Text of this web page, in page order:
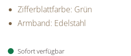
Zifferblattfarbe: Grün
Armband: Edelstahl
Sofort verfügbar